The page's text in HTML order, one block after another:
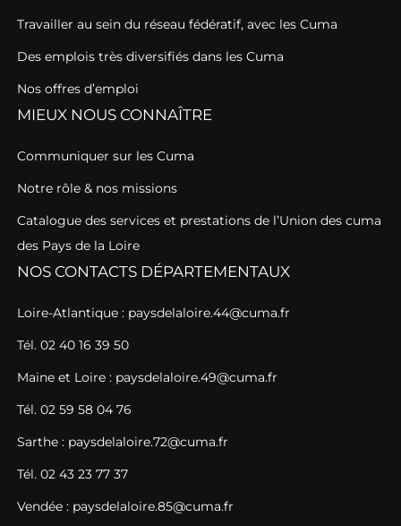
Travailler au sein du réseau fédératif, avec les Cuma
Des emplois très diversifiés dans les Cuma
Nos offres d’emploi
MIEUX NOUS CONNAÎTRE
Communiquer sur les Cuma
Notre rôle & nos missions
Catalogue des services et prestations de l’Union des cuma
des Pays de la Loire
NOS CONTACTS DÉPARTEMENTAUX
Loire-Atlantique : paysdelaloire.44@cuma.fr
Tél. 02 40 16 39 50
Maine et Loire : paysdelaloire.49@cuma.fr
Tél. 02 59 58 04 76
Sarthe : paysdelaloire.72@cuma.fr
Tél. 02 43 23 77 37
Vendée : paysdelaloire.85@cuma.fr